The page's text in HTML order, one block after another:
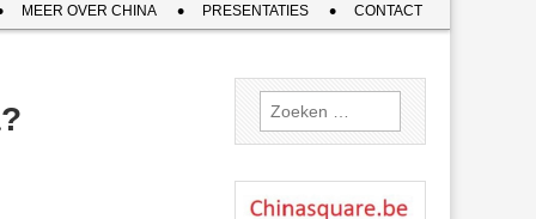
MEER OVER CHINA PRESENTATIES CONTACT
Zoeken
naar: